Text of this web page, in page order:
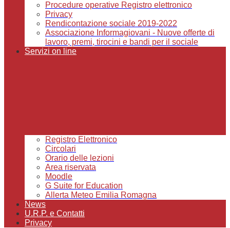
Procedure operative Registro elettronico
Privacy
Rendicontazione sociale 2019-2022
Associazione Informagiovani - Nuove offerte di
lavoro, premi, tirocini e bandi per il sociale
Servizi on line
Registro Elettronico
Circolari
Orario delle lezioni
Area riservata
Moodle
G Suite for Education
Allerta Meteo Emilia Romagna
News
U.R.P. e Contatti
Privacy